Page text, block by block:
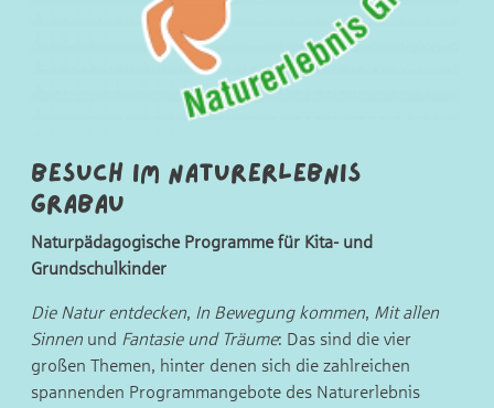
Besuch im Naturerlebnis
Grabau
Naturpädagogische Programme für Kita- und
Grundschulkinder
Die Natur entdecken, In Bewegung kommen, Mit allen
Sinnen und Fantasie und Träume: Das sind die vier
großen Themen, hinter denen sich die zahlreichen
spannenden Programmangebote des Naturerlebnis